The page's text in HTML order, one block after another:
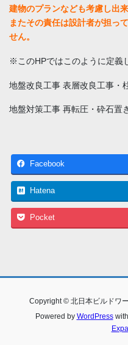
建物のプランなども考慮し出
またその責任は設計者が担っ
せん。
※このHPではこのように定義
地盤改良工事 表層改良工事・
地盤対策工事 再転圧・砕石置
Facebook
Hatena
Pocket
Copyright © 北日本ビルドワ
Powered by WordPresswith